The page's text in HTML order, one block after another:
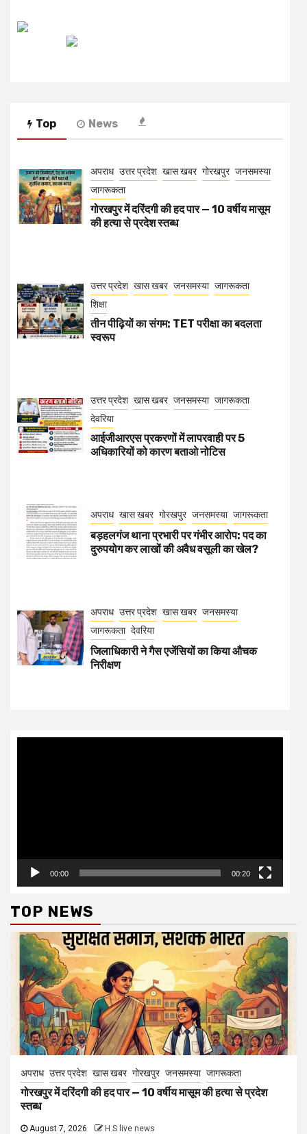
Top News
अपराध उत्तर प्रदेश खास खबर गोरखपुर जनसमस्या
जागरूकता
गोरखपुर में दरिंदगी की हद पार — 10 वर्षीय मासूम
की हत्या से प्रदेश स्तब्ध
उत्तर प्रदेश खास खबर जनसमस्या जागरूकता
शिक्षा
तीन पीढ़ियों का संगम: TET परीक्षा का बदलता
स्वरूप
उत्तर प्रदेश खास खबर जनसमस्या जागरूकता
देवरिया
आईजीआरएस प्रकरणों में लापरवाही पर 5
अधिकारियों को कारण बताओ नोटिस
अपराध खास खबर गोरखपुर जनसमस्या जागरूकता
बड़हलगंज थाना प्रभारी पर गंभीर आरोप: पद का
दुरुपयोग कर लाखों की अवैध वसूली का खेल?
अपराध उत्तर प्रदेश खास खबर जनसमस्या
जागरूकता देवरिया
जिलाधिकारी ने गैस एजेंसियों का किया औचक
निरीक्षण
00:00 00:20
TOP NEWS
अपराध उत्तर प्रदेश खास खबर गोरखपुर जनसमस्या जागरूकता
गोरखपुर में दरिंदगी की हद पार — 10 वर्षीय मासूम की हत्या से प्रदेश
स्तब्ध
August 7, 2026 H S live news